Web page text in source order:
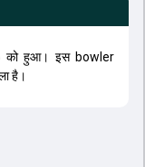
को हुआ। इस bowler
है।